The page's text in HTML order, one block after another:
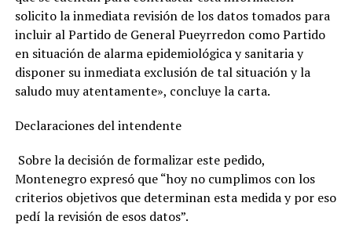
solicito la inmediata revisión de los datos tomados para
incluir al Partido de General Pueyrredon como Partido
en situación de alarma epidemiológica y sanitaria y
disponer su inmediata exclusión de tal situación y la
saludo muy atentamente», concluye la carta.
Declaraciones del intendente
Sobre la decisión de formalizar este pedido,
Montenegro expresó que “hoy no cumplimos con los
criterios objetivos que determinan esta medida y por eso
pedí la revisión de esos datos”.